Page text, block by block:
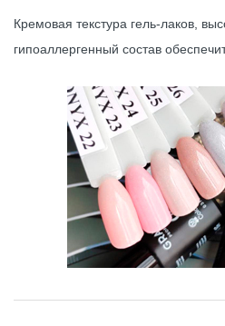
Кремовая текстура гель-лаков,
гипоаллергенный состав